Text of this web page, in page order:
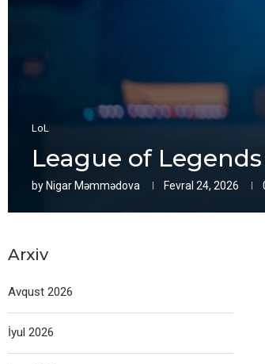
LoL
League of
byNigar Məmmədova Fevral 24, 2026
Arxiv
Avqust 2026
İyul 2026